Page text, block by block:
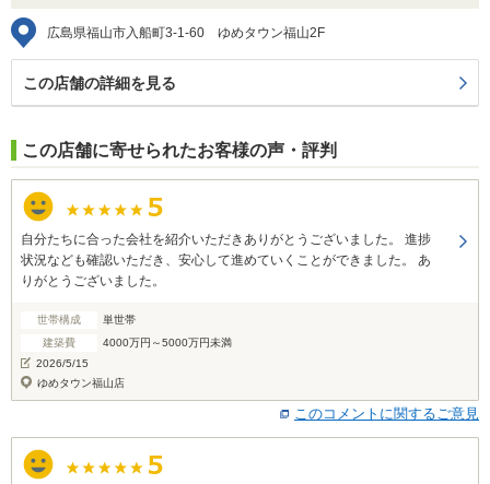
広島県福山市入船町3-1-60 ゆめタウン福山2F
この店舗の詳細を見る
この店舗に寄せられたお客様の声・評判
自分たちに合った会社を紹介いただきありがとうございました。 進捗
状況なども確認いただき、安心して進めていくことができました。 あ
りがとうございました。
世帯構成
単世帯
建築費
4000万円～5000万円未満
2026/5/15
ゆめタウン福山店
このコメントに関するご意見